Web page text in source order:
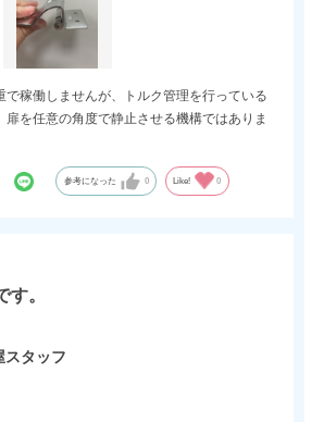
で稼働しませんが、トルク管理を行っている
扉を任意の角度で静止させる機構ではありま
参考になった 0 Like! 0
す。
スタッフ